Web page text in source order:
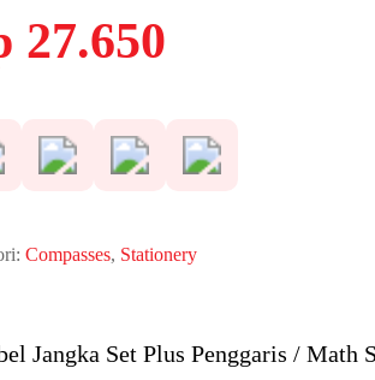
27.650
Compasses, Stationery
Jangka Set Plus Penggaris / Math